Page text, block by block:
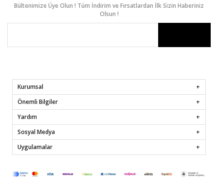
Bültenimize Üye Olun ! Tüm İndirim ve Fırsatlardan İlk Sizin Haberiniz
Olsun !
Kurumsal
Önemli Bilgiler
Yardım
Sosyal Medya
Uygulamalar